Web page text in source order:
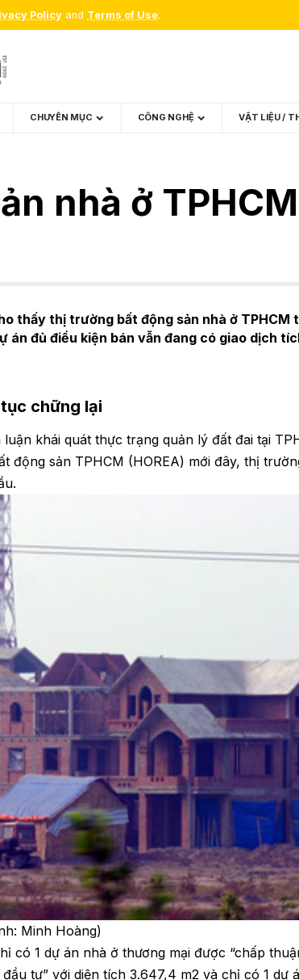
Policy and Terms of Use.
CHUYÊN MỤC CÔNG NGHỆ VẬT LIỆU /
nhà ở
thấy thị trường bất động sản nhà ở
án đủ điều kiện bán vẫn đang có giao dịch
chững lại
khái quát thực trạng quản lý đất đai tại
động sản TPHCM (HOREA) mới đây, thị
Minh Hoàng)
có 1 dự án nhà ở thương mại được “chấp
tư” với diện tích 3.647,4 m2 và chỉ có 1 dự